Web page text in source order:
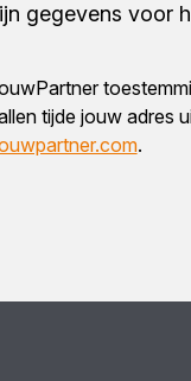
gegevens voor
tijde jouw adres
.